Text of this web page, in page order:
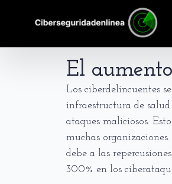
El
Los ciberdelincuentes
infraestructura de
ataques maliciosos.
muchas
debe a las
300% en los